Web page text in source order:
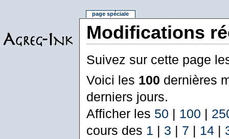
Modifications
Suivez sur cette page
Voici les 100 dernières
derniers jours.
Afficher les 50 | 100 |
cours des 1 | 3 | 7 | 14|
page spéciale